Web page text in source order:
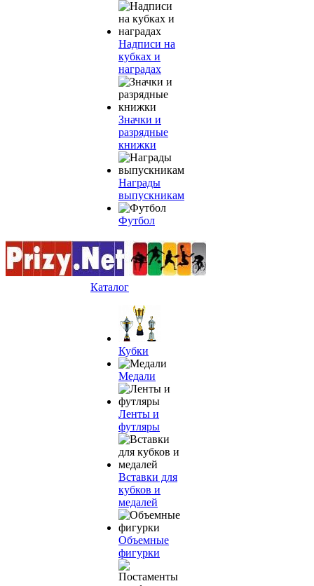
Надписи на
кубках и
наградах
Значки и
разрядные
книжки
Награды
выпускникам
Футбол
Каталог
Кубки
Медали
Ленты и
футляры
Вставки для
кубков и
медалей
Объемные
фигурки